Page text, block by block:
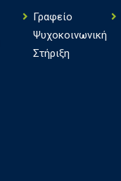
Γραφείο
Ψυχοκοινωνική
Στήριξη